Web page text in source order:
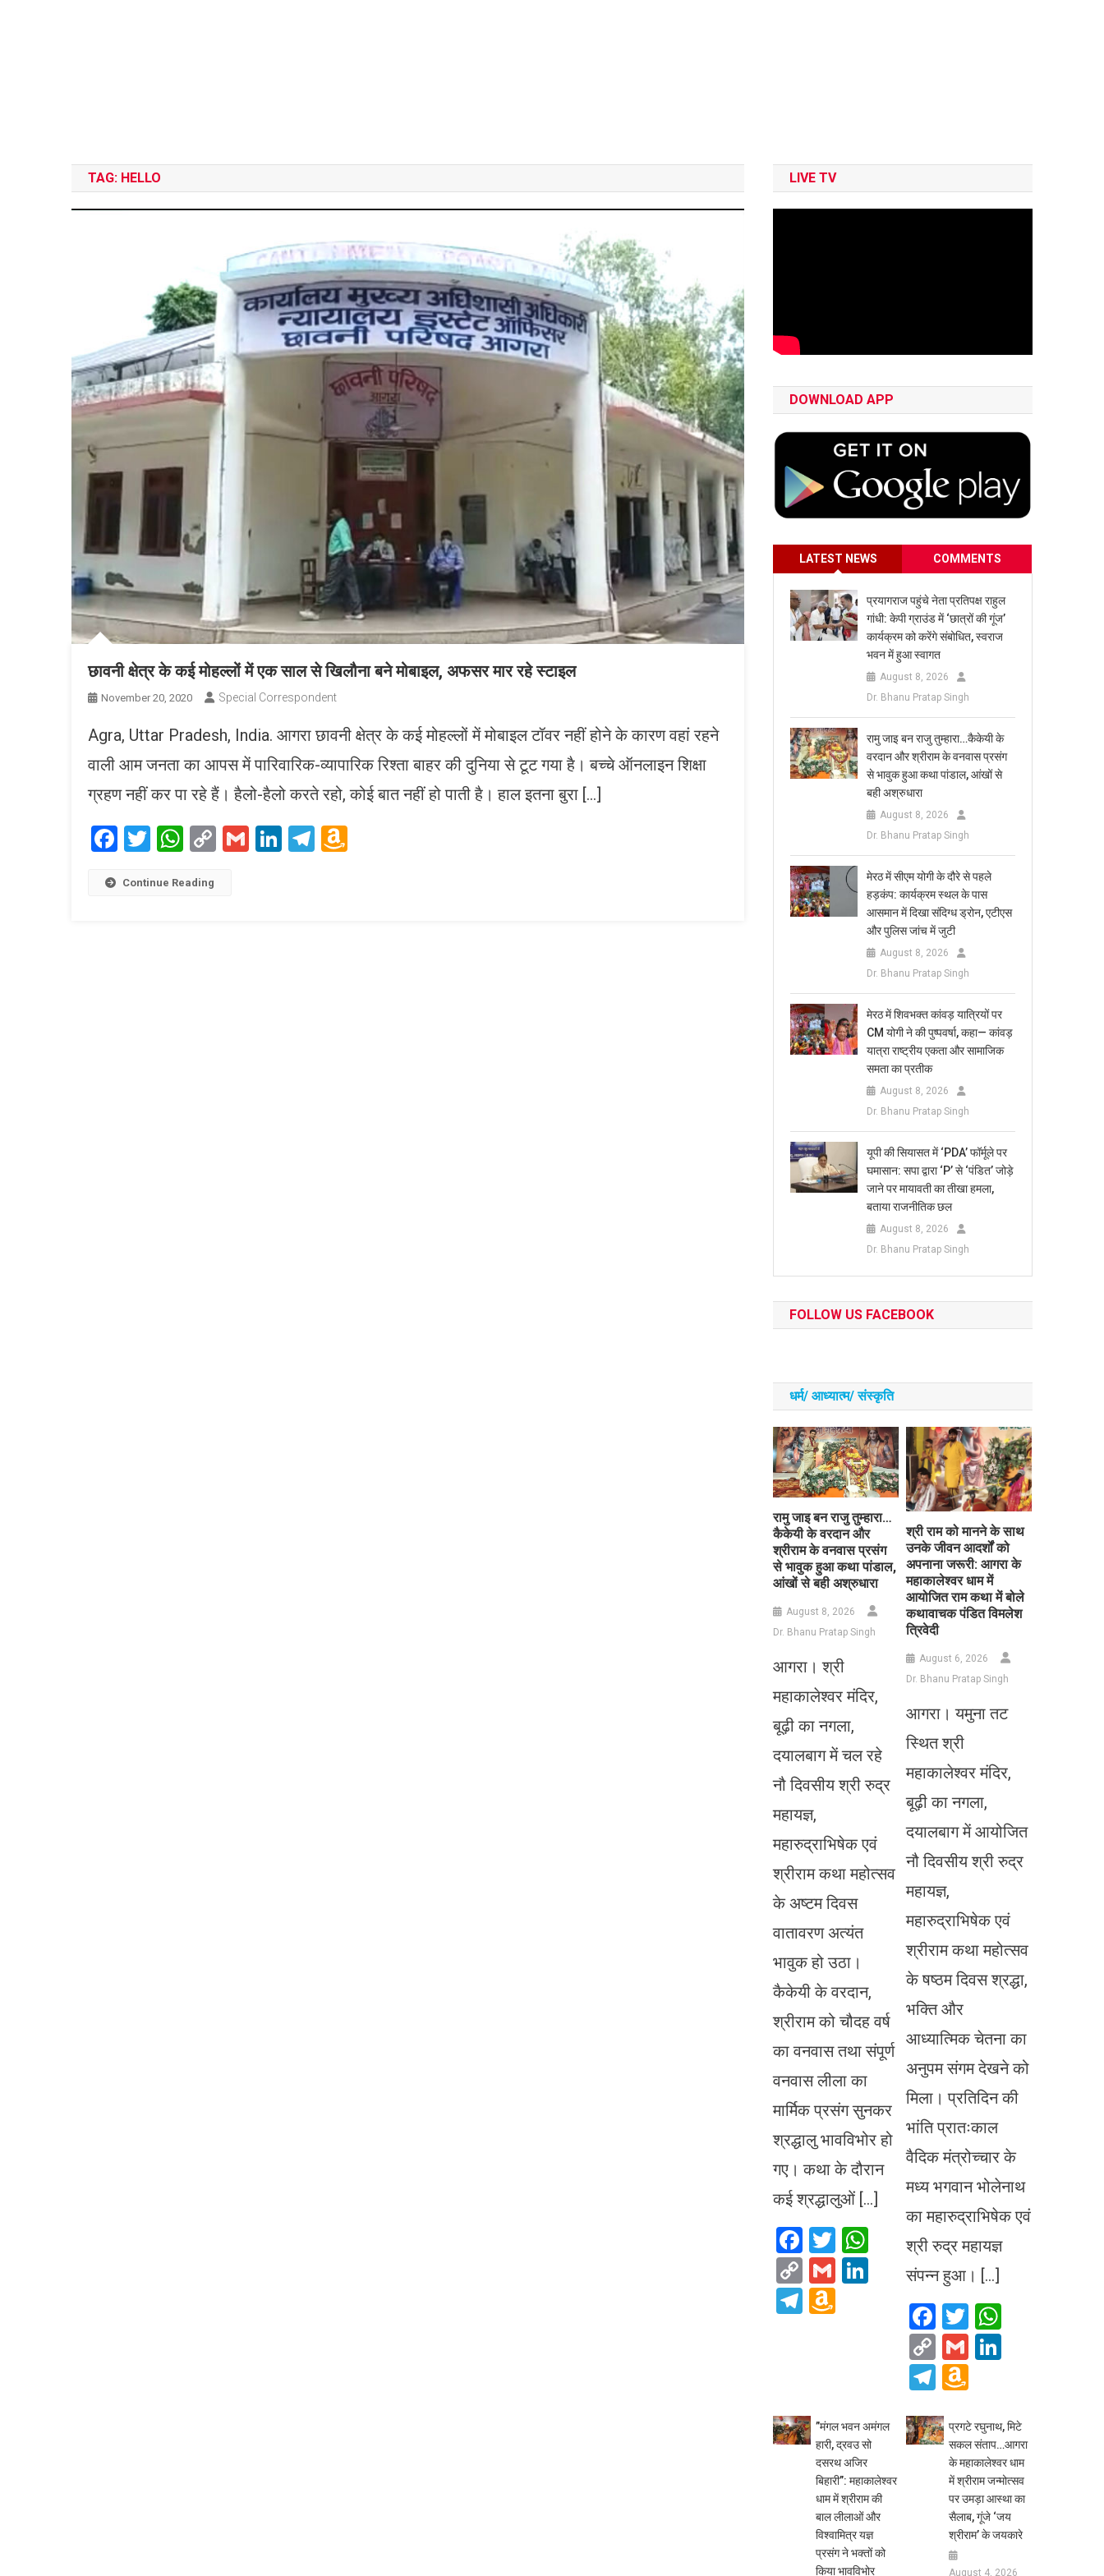
TAG: HELLO
छावनी क्षेत्र के कई मोहल्लों में एक साल से खिलौना बने मोबाइल, अफसर मार रहे स्टाइल
November 20, 2020 Special Correspondent
Agra, Uttar Pradesh, India. आगरा छावनी क्षेत्र के कई मोहल्लों में मोबाइल टॉवर नहीं होने के कारण वहां रहने
वाली आम जनता का आपस में पारिवारिक-व्यापारिक रिश्ता बाहर की दुनिया से टूट गया है। बच्चे ऑनलाइन शिक्षा
ग्रहण नहीं कर पा रहे हैं। हैलो-हैलो करते रहो, कोई बात नहीं हो पाती है। हाल इतना बुरा […]
Facebook
Twitter
WhatsApp
CopyGmailLinkedIn
Telegram
Continue Reading
LIVE TV
DOWNLOAD APP
LATEST NEWS COMMENTS
प्रयागराज पहुंचे नेता प्रतिपक्ष राहुल
गांधी: केपी ग्राउंड में ‘छात्रों की गूंज’
कार्यक्रम को करेंगे संबोधित, स्वराज
भवन में हुआ स्वागत
August 8, 2026
Dr. Bhanu Pratap Singh
रामु जाइ बन राजु तुम्हारा…कैकेयी के
वरदान और श्रीराम के वनवास प्रसंग
से भावुक हुआ कथा पांडाल, आंखों से
बही अश्रुधारा
August 8, 2026
Dr. Bhanu Pratap Singh
मेरठ में सीएम योगी के दौरे से पहले
हड़कंप: कार्यक्रम स्थल के पास
आसमान में दिखा संदिग्ध ड्रोन, एटीएस
और पुलिस जांच में जुटी
August 8, 2026
Dr. Bhanu Pratap Singh
मेरठ में शिवभक्त कांवड़ यात्रियों पर
CM योगी ने की पुष्पवर्षा, कहा— कांवड़
यात्रा राष्ट्रीय एकता और सामाजिक
समता का प्रतीक
August 8, 2026
Dr. Bhanu Pratap Singh
यूपी की सियासत में ‘PDA’ फॉर्मूले पर
घमासान: सपा द्वारा ‘P’ से ‘पंडित’ जोड़े
जाने पर मायावती का तीखा हमला,
बताया राजनीतिक छल
August 8, 2026
Dr. Bhanu Pratap Singh
FOLLOW US FACEBOOK
धर्म/ आध्‍यात्‍म/ संस्‍कृति
रामु जाइ बन राजु तुम्हारा…
कैकेयी के वरदान और
श्रीराम के वनवास प्रसंग
से भावुक हुआ कथा पांडाल,
आंखों से बही अश्रुधारा
August 8, 2026
Dr. Bhanu Pratap Singh
आगरा। श्री
महाकालेश्वर मंदिर,
बूढ़ी का नगला,
दयालबाग में चल रहे
नौ दिवसीय श्री रुद्र
महायज्ञ,
महारुद्राभिषेक एवं
श्रीराम कथा महोत्सव
के अष्टम दिवस
वातावरण अत्यंत
भावुक हो उठा।
कैकेयी के वरदान,
श्रीराम को चौदह वर्ष
का वनवास तथा संपूर्ण
वनवास लीला का
मार्मिक प्रसंग सुनकर
श्रद्धालु भावविभोर हो
गए। कथा के दौरान
कई श्रद्धालुओं […]
Facebook
TwitterWhatsApp
Copy
Link
GmailLinkedIn
Telegram
Amazon
​श्री राम को मानने के साथ
उनके जीवन आदर्शों को
अपनाना जरूरी: आगरा के
महाकालेश्वर धाम में
आयोजित राम कथा में बोले
कथावाचक पंडित विमलेश
त्रिवेदी
August 6, 2026
Dr. Bhanu Pratap Singh
आगरा। यमुना तट
स्थित श्री
महाकालेश्वर मंदिर,
बूढ़ी का नगला,
दयालबाग में आयोजित
नौ दिवसीय श्री रुद्र
महायज्ञ,
महारुद्राभिषेक एवं
श्रीराम कथा महोत्सव
के षष्ठम दिवस श्रद्धा,
भक्ति और
आध्यात्मिक चेतना का
अनुपम संगम देखने को
मिला। प्रतिदिन की
भांति प्रातःकाल
वैदिक मंत्रोच्चार के
मध्य भगवान भोलेनाथ
का महारुद्राभिषेक एवं
श्री रुद्र महायज्ञ
संपन्न हुआ। […]
Facebook
Twitter
Copy
Link
Gmail
Telegram
List
​”मंगल भवन अमंगल
हारी, द्रवउ सो
दसरथ अजिर
बिहारी”: महाकालेश्वर
धाम में श्रीराम की
बाल लीलाओं और
विश्वामित्र यज्ञ
प्रसंग ने भक्तों को
किया भावविभोर
प्रगटे रघुनाथ, मिटे
सकल संताप…आगरा
के महाकालेश्वर धाम
में श्रीराम जन्मोत्सव
पर उमड़ा आस्था का
सैलाब, गूंजे ‘जय
श्रीराम’ के जयकारे
August 4, 2026